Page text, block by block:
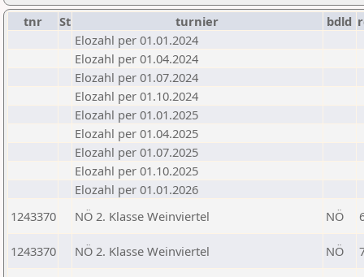
tnr St turnier bdld
Elozahl per 01.01.2024
Elozahl per 01.04.2024
Elozahl per 01.07.2024
Elozahl per 01.10.2024
Elozahl per 01.01.2025
Elozahl per 01.04.2025
Elozahl per 01.07.2025
Elozahl per 01.10.2025
Elozahl per 01.01.2026
1243370
NÖ 2. Klasse Weinviertel NÖ
1243370 NÖ 2. Klasse Weinviertel NÖ